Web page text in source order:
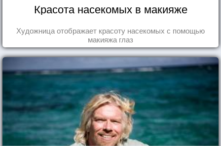
Красота насекомых в макияже
Художница отображает красоту насекомых с помощью
макияжа глаз